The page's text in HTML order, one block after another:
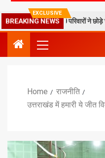
EXCLUSIVE
BREAKING NEWS
से दहशत, 10 परिवारों ने छोड़े घर
Home
राजनीति
उत्तराखंड में हमारी ये जीत